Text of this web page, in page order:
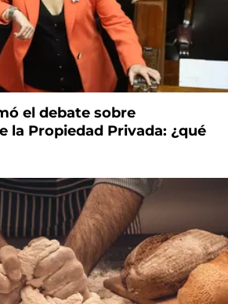
el debate sobre
la Propiedad Privada: ¿qué